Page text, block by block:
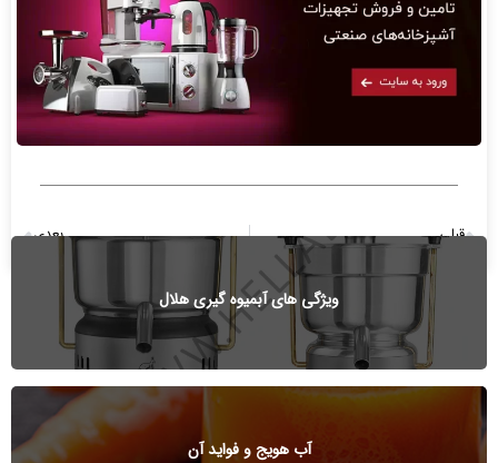
قبلی
تفاوت عصاره گیر و آبمیوه گیر
بعدی
بهترین خواص آب سیب برای بدن انسان
ویژگی های آبمیوه گیری هلال
آب هویج و فواید آن